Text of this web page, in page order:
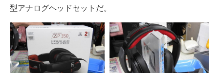
型アナログヘッドセットだ。